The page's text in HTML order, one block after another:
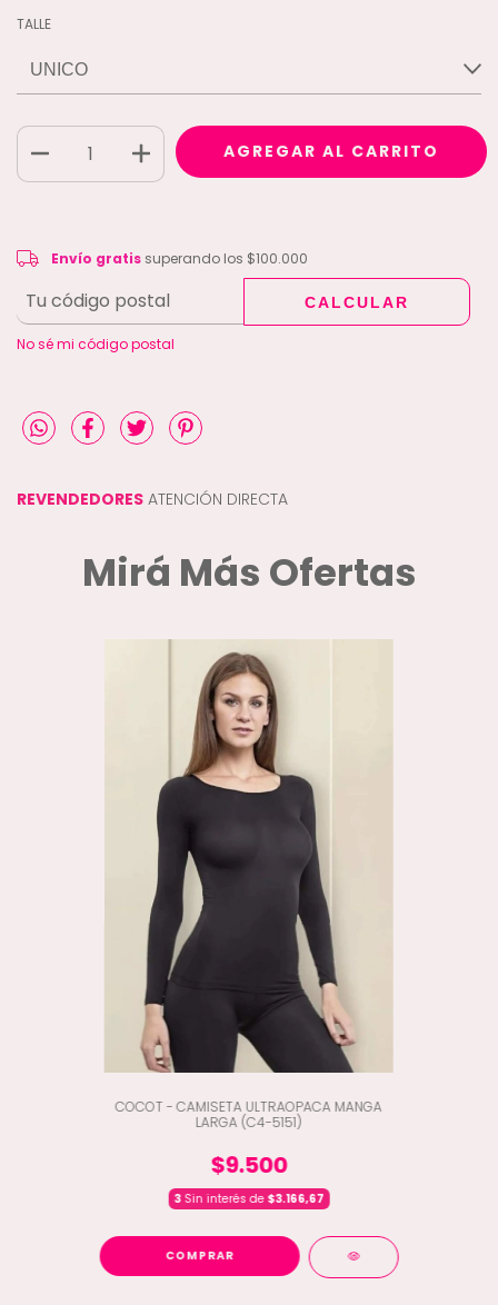
TALLE
Envío gratis $100.000
Entregas para el CP: CAMBIAR CP
Envío gratissuperando los $100.000
CALCULAR
No sé mi código postal
REVENDEDORES ATENCIÓN DIRECTA
Mirá Más Ofertas
COCOT - CAMISETA ULTRAOPACA MANGA
LARGA (C4-5151)
$9.500
3Sin interés de $3.166,67
COMPRAR